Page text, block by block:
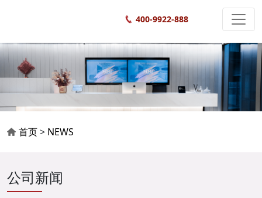
400-9922-888
首页> NEWS
公司新闻